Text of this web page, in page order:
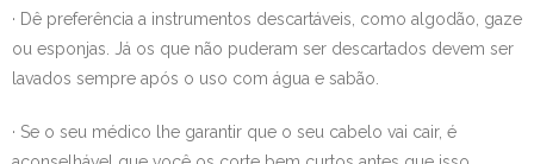
- O Tratamento
- Cuidados com o Corpo
· Dê preferência a instrumentos descartáveis, como algodão, gaze
ou esponjas. Já os que não puderam ser descartados devem ser
lavados sempre após o uso com água e sabão.
· Se o seu médico lhe garantir que o seu cabelo vai cair, é